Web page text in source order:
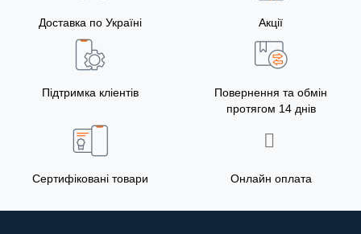
Доставка по Україні Акції
Підтримка кліентів
Повернення та обмін
протягом 14 днів
Сертифіковані товари Онлайн оплата